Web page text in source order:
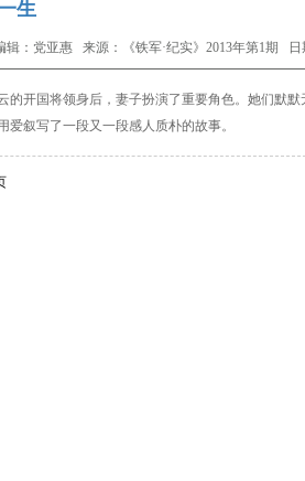
生
：党亚惠 来源：《铁军·纪实》2013年第1期 日
的开国将领身后，妻子扮演了重要角色。 她们默默
爱叙写了一段又一段感人质朴的故事。